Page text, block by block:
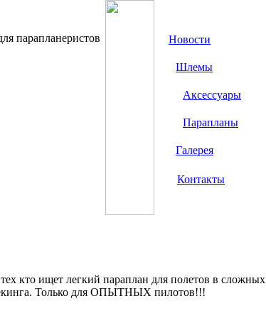
Новости
Шлемы
Аксессуары
Парапланы
Галерея
Контакты
кто ищет легкий параплан для полетов в сложных
Только для ОПЫТНЫХ пилотов!!!